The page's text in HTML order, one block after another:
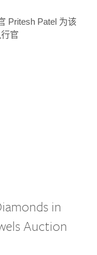
Pritesh Patel 为该
官
in
Auction